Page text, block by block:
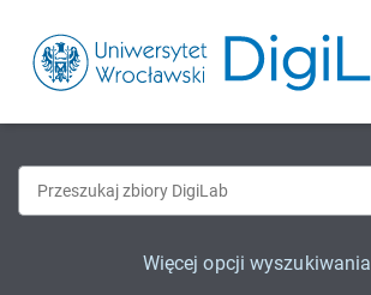
Więcej opcji wyszukiwania